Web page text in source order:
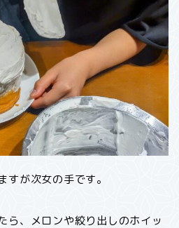
が次女の手です。
ら、メロンや絞り出しのホイッ